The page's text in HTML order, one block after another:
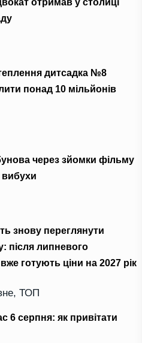
дитсадка №8
понад 10 мільйонів
через зйомки фільму
знову переглянути
після липневого
готують ціни на 2027 рік
, ТОП
6 серпня: як привітати